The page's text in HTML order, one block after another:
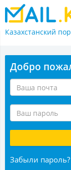
Казахстанский
Добро
Забыли пароль?